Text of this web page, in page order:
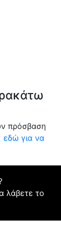
πρόσβαση
εδώ για να
λάβετε το